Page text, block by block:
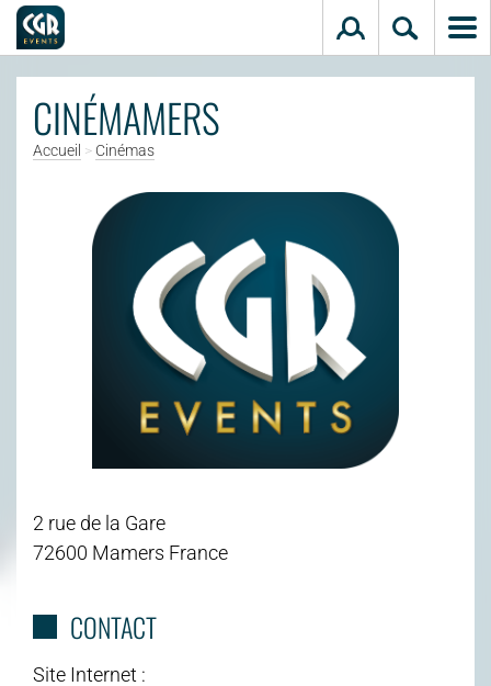
Aller au contenu principal
CINÉMAMERS
Accueil > Cinémas
2 rue de la Gare
72600 Mamers France
CONTACT
Site Internet :